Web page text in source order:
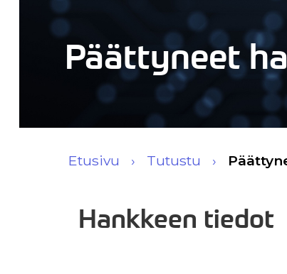
Päättyneet
Etusivu Tutustu
Hankkeen tiedot